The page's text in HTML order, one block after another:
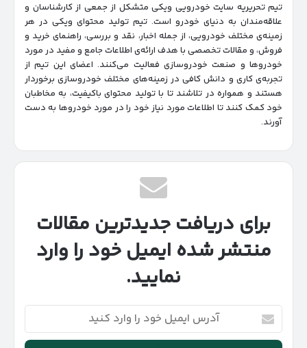
تیم تحریریه سایت خودرویی ویکی متشکل از جمعی از کارشناسان و
علاقه‌مندان به دنیای خودرو است. تیم تولید محتوای ویکی در هر
زمینه‌‌ی مختلف خودرویی، از جمله اخبار، نقد و بررسی، راهنمای خرید و
فروش، و مقالات تخصصی با هدف ارائه‌ی اطلاعات جامع و مفید در مورد
خودروها و صنعت خودروسازی فعالیت می‌کنند. اعضای این تیم از
تجربه‌ی کاری و دانش کافی در زمینه‌های مختلف خودروسازی برخوردار
هستند و همواره در تلاشند تا با تولید محتوای باکیفیت، به مخاطبان
خود کمک کنند تا اطلاعات مورد نیاز خود را در مورد خودروها به دست
آورند.
برای دریافت جدیدترین مقالات
منتشر شده ایمیل خود را وارد
نمایید.
آدرس
ایمیل
خود